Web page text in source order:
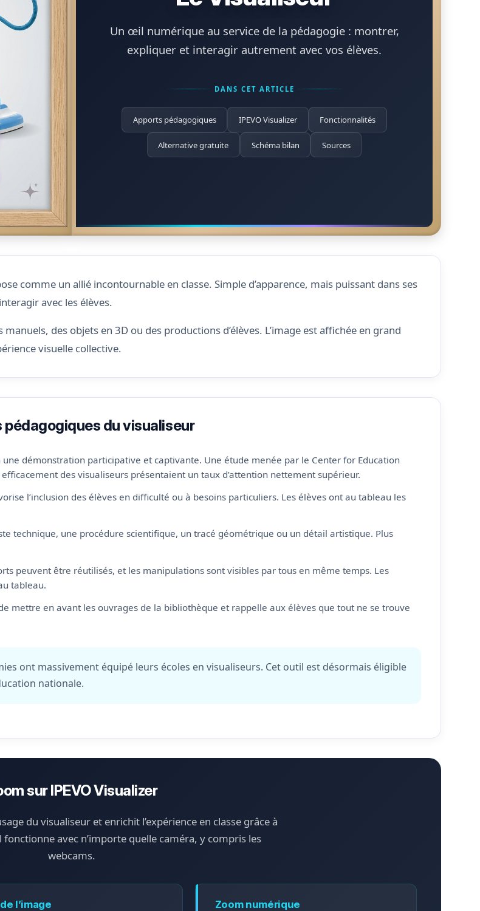
Un œil numérique au service de la pédagogie : montrer,
expliquer et interagir autrement avec vos élèves.
DANS CET ARTICLE
Apports pédagogiques IPEVO Visualizer Fonctionnalités
Alternative gratuite Schéma bilan Sources
comme un allié incontournable en classe. Simple d’apparence, mais puissant dans ses
avec les élèves.
des objets en 3D ou des productions d’élèves. L’image est affichée en grand
visuelle collective.
pédagogiques du visualiseur
démonstration participative et captivante. Une étude menée par le Center for Education
des visualiseurs présentaient un taux d’attention nettement supérieur.
l’inclusion des élèves en difficulté ou à besoins particuliers. Les élèves ont au tableau les
technique, une procédure scientifique, un tracé géométrique ou un détail artistique. Plus
peuvent être réutilisés, et les manipulations sont visibles par tous en même temps. Les
tableau.
mettre en avant les ouvrages de la bibliothèque et rappelle aux élèves que tout ne se trouve
ont massivement équipé leurs écoles en visualiseurs. Cet outil est désormais éligible
nationale.
sur IPEVO Visualizer
du visualiseur et enrichit l’expérience en classe grâce à
avec n’importe quelle caméra, y compris les
webcams.
l’image Zoom numérique